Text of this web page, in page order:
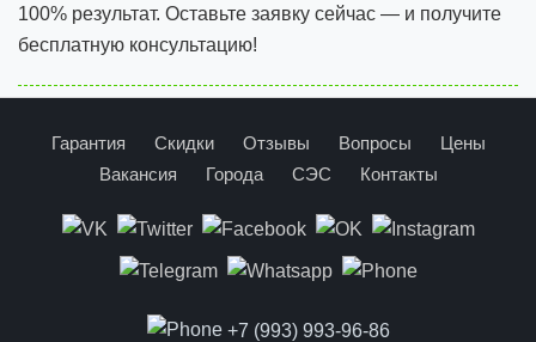
100% результат. Оставьте заявку сейчас — и получите
бесплатную консультацию!
Гарантия Скидки Отзывы Вопросы
Цены
Вакансия
Города СЭС Контакты
+7 (993) 993-96-86